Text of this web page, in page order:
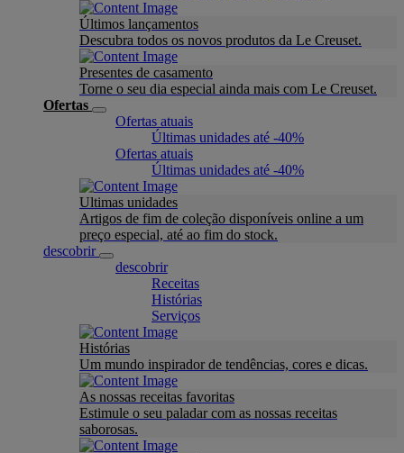
Últimos lançamentos
Descubra todos os novos produtos da Le Creuset.
Presentes de casamento
Torne o seu dia especial ainda mais com Le Creuset.
Ofertas
Ofertas atuais
Últimas unidades até -40%
Ofertas atuais
Últimas unidades até -40%
Ultimas unidades
Artigos de fim de coleção disponíveis online a um
preço especial, até ao fim do stock.
descobrir
descobrir
Receitas
Histórias
Serviços
Histórias
Um mundo inspirador de tendências, cores e dicas.
As nossas receitas favoritas
Estimule o seu paladar com as nossas receitas
saborosas.